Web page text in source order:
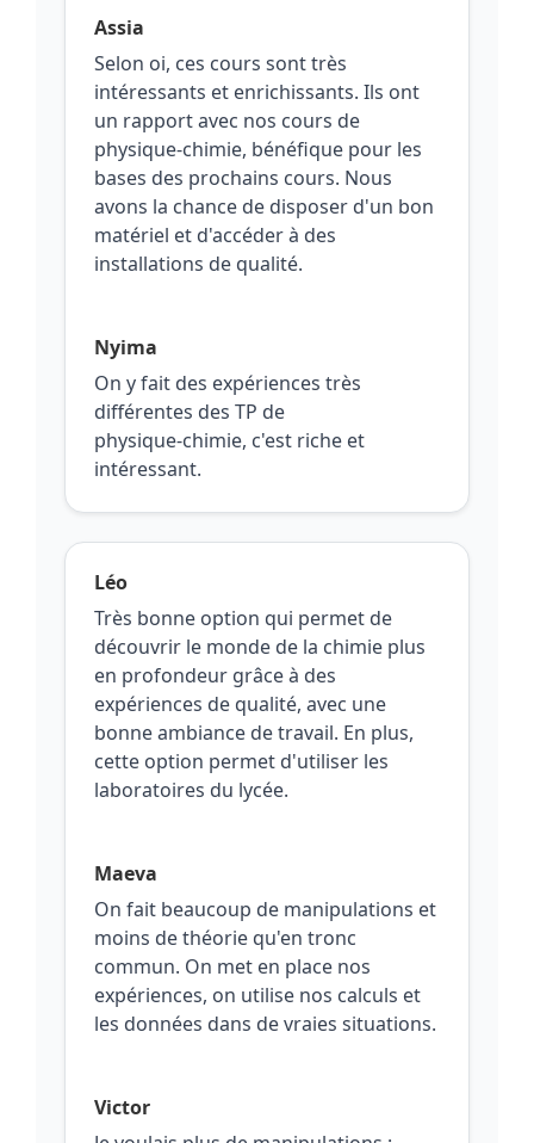
Assia
Selon oi, ces cours sont très
intéressants et enrichissants. Ils ont
un rapport avec nos cours de
physique‑chimie, bénéfique pour les
bases des prochains cours. Nous
avons la chance de disposer d'un bon
matériel et d'accéder à des
installations de qualité.
Nyima
On y fait des expériences très
différentes des TP de
physique‑chimie, c'est riche et
intéressant.
Léo
Très bonne option qui permet de
découvrir le monde de la chimie plus
en profondeur grâce à des
expériences de qualité, avec une
bonne ambiance de travail. En plus,
cette option permet d'utiliser les
laboratoires du lycée.
Maeva
On fait beaucoup de manipulations et
moins de théorie qu'en tronc
commun. On met en place nos
expériences, on utilise nos calculs et
les données dans de vraies situations.
Victor